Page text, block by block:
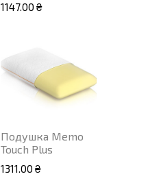
1147.00 ₴
Подушка Memo
Touch Plus
1311.00 ₴